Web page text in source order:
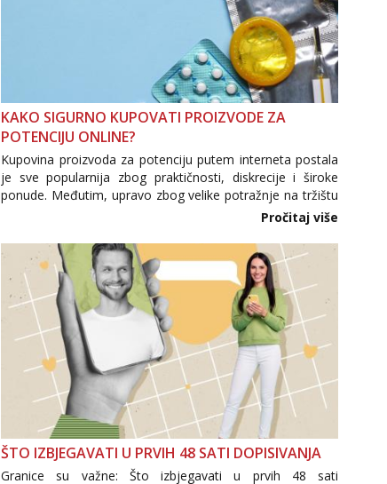
KAKO SIGURNO KUPOVATI PROIZVODE ZA
POTENCIJU ONLINE?
Kupovina proizvoda za potenciju putem interneta postala
je sve popularnija zbog praktičnosti, diskrecije i široke
ponude. Međutim, upravo zbog velike potražnje na tržištu
se pojavljuju i brojni krivotvoreni proizvodi, nepouzdane
internetske trgovine te proizvodi nepoznatog podrijetla. ...
Pročitaj više
ŠTO IZBJEGAVATI U PRVIH 48 SATI DOPISIVANJA
Granice su važne: Što izbjegavati u prvih 48 sati